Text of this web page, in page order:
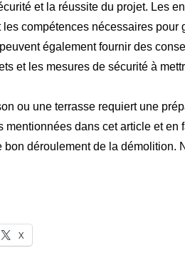
et la réussite du projet. Les
compétences nécessaires
également fournir des
et les mesures de sécurité à
ou une terrasse requiert une
mentionnées dans cet article et
bon déroulement de la démolition.
X